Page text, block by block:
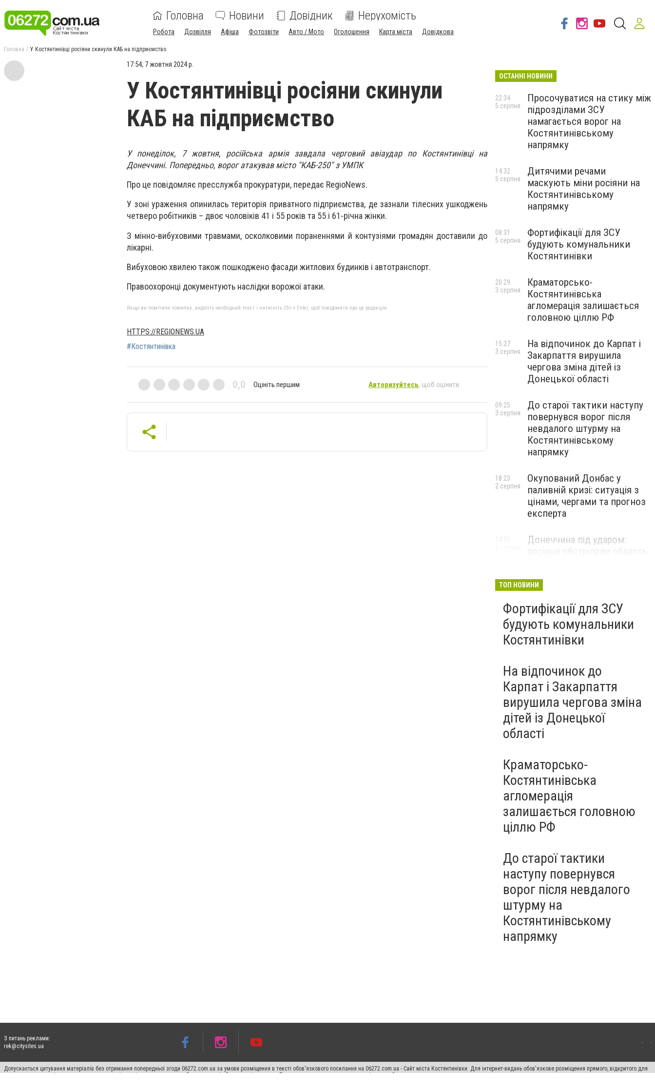
Головна Новини Довідник Нерухомість
Робота Дозвілля Афіша Фотозвіти Авто / Мото Оголошення Карта міста Довідкова
Головна У Костянтинівці росіяни скинули КАБ на підприємство
17:54, 7 жовтня 2024 р.
У Костянтинівці росіяни скинули
КАБ на підприємство
У понеділок, 7 жовтня, російська армія завдала черговий авіаудар по Костянтинівці на
Донеччині. Попередньо, ворог атакував місто "КАБ-250" з УМПК
Про це повідомляє пресслужба прокуратури, передає RegioNews.
У зоні ураження опинилась територія приватного підприємства, де зазнали тілесних ушкоджень
четверо робітників – двоє чоловіків 41 і 55 років та 55 і 61-річна жінки.
З мінно-вибуховими травмами, осколковими пораненнями й контузіями громадян доставили до
лікарні.
Вибуховою хвилею також пошкоджено фасади житлових будинків і автотранспорт.
Правоохоронці документують наслідки ворожої атаки.
Якщо ви помітили помилку, виділіть необхідний текст і натисніть Ctrl + Enter, щоб повідомити про це редакцію
HTTPS://REGIONEWS.UA
#Костянтинівка
0,0 Оцініть першим Авторизуйтесь, щоб оцінити
ОСТАННІ НОВИНИ
Просочуватися на стику між
підрозділами ЗСУ
намагається ворог на
Костянтинівському
напрямку
22:34
5 серпня
Дитячими речами
маскують міни росіяни на
Костянтинівському
напрямку
14:32
5 серпня
Фортифікації для ЗСУ
будують комунальники
Костянтинівки
08:31
5 серпня
Краматорсько-
Костянтинівська
агломерація залишається
головною ціллю РФ
20:29
3 серпня
На відпочинок до Карпат і
Закарпаття вирушила
чергова зміна дітей із
Донецької області
15:27
3 серпня
До старої тактики наступу
повернувся ворог після
невдалого штурму на
Костянтинівському
напрямку
09:25
3 серпня
Окупований Донбас у
паливній кризі: ситуація з
цінами, чергами та прогноз
експерта
18:23
2 серпня
Донеччина під ударом:
росіяни обстріляли область
ТОП НОВИНИ
Фортифікації для ЗСУ
будують комунальники
Костянтинівки
На відпочинок до
Карпат і Закарпаття
вирушила чергова зміна
дітей із Донецької
області
Краматорсько-
Костянтинівська
агломерація
залишається головною
ціллю РФ
До старої тактики
наступу повернувся
ворог після невдалого
штурму на
Костянтинівському
напрямку
З питань реклами:
rek@citysites.ua
Допускається цитування матеріалів без отримання попередньої згоди 06272.com.ua за умови розміщення в тексті обов'язкового посилання на 06272.com.ua - Сайт міста Костянтинівки. Для інтернет-видань обов'язкове розміщення прямого, відкритого для
пошукових систем гіперпосилання на цитовані статті не нижче другого абзацу в тексті або в якості джерела. Порушення виняткових прав переслідується Законом.